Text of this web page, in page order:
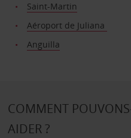
Saint-Martin
Aéroport de Juliana
Anguilla
COMMENT
AIDER ?